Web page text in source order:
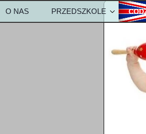
O NAS PRZEDSZKOLE
Metody w przedszkolu